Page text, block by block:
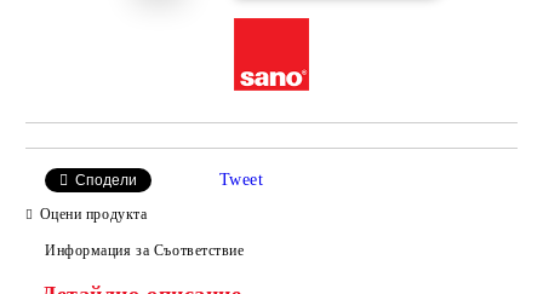
Сподели Tweet
Оцени продукта
Информация за Съответствие